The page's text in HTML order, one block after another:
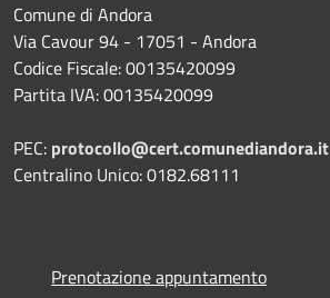
Comune di Andora
Via Cavour 94 - 17051 - Andora
Codice Fiscale: 00135420099
Partita IVA: 00135420099
PEC: protocollo@cert.comunediandora.it
Centralino Unico: 0182.68111
Prenotazione appuntamento